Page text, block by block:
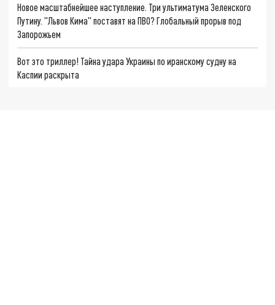
Новое масштабнейшее наступление. Три ультиматума Зеленского
Путину. "Львов Кима" поставят на ПВО? Глобальный прорыв под
Запорожьем
Вот это триллер! Тайна удара Украины по иранскому судну на
Каспии раскрыта